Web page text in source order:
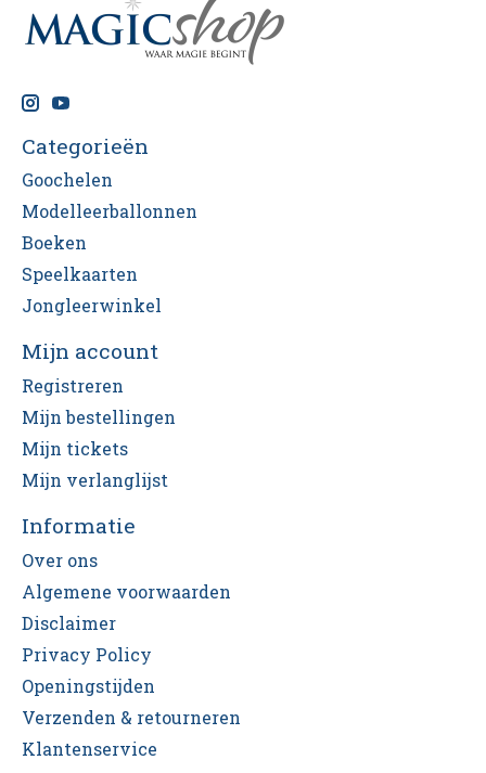
Categorieën
Goochelen
Modelleerballonnen
Boeken
Speelkaarten
Jongleerwinkel
Mijn account
Registreren
Mijn bestellingen
Mijn tickets
Mijn verlanglijst
Informatie
Over ons
Algemene voorwaarden
Disclaimer
Privacy Policy
Openingstijden
Verzenden & retourneren
Klantenservice